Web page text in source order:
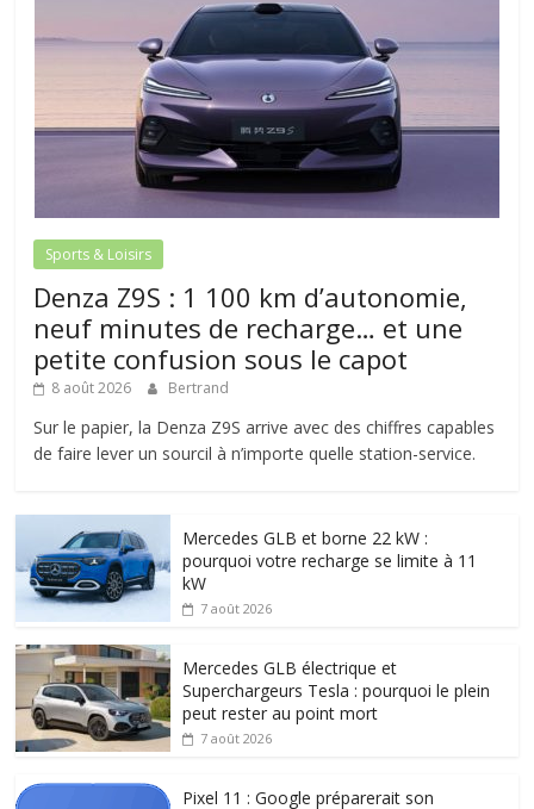
Sports & Loisirs
Denza Z9S : 1 100 km d’autonomie,
neuf minutes de recharge… et une
petite confusion sous le capot
8 août 2026 Bertrand
Sur le papier, la Denza Z9S arrive avec des chiffres capables
de faire lever un sourcil à n’importe quelle station-service.
Mercedes GLB et borne 22 kW :
pourquoi votre recharge se limite à 11
kW
7 août 2026
Mercedes GLB électrique et
Superchargeurs Tesla : pourquoi le plein
peut rester au point mort
7 août 2026
Pixel 11 : Google préparerait son